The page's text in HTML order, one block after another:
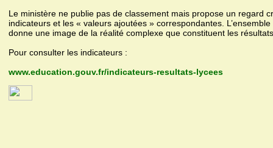
Le ministère ne publie pas de classement mais propose un regard
indicateurs et les « valeurs ajoutées » correspondantes.
donne une image de la réalité complexe que constituent les
Pour consulter les indicateurs :
www.education.gouv.fr/indicateurs-resultats-lycees